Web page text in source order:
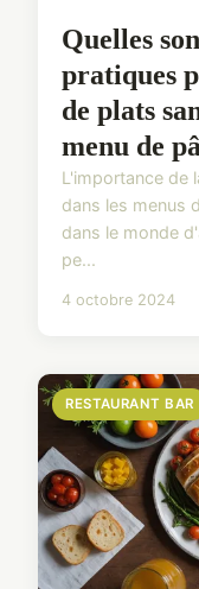
Quelles
pratiques
de plats
menu de
L'importance de
dans les menus
dans le monde
pe...
4 octobre 2024
RESTAURANT BAR